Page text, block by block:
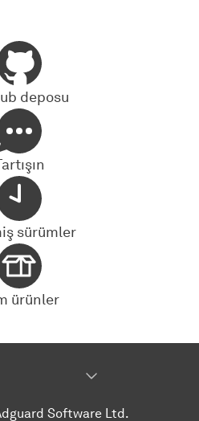
deposu
sürümler
ürünler
Software Ltd.